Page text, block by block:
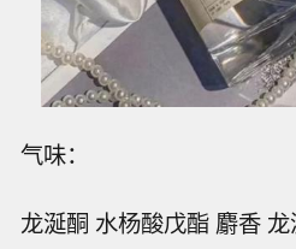
气味：
龙涎酮 水杨酸戊酯 麝香